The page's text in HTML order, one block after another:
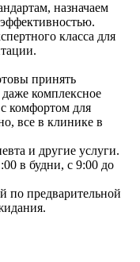
назначаем
класса для
принять
комплексное
комфортом для
все в клинике в
и другие услуги.
в будни, с 9:00 до
по предварительной